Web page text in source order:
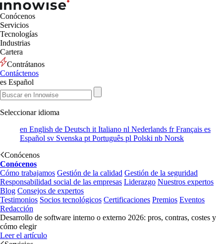
Conócenos
Servicios
Tecnologías
Industrias
Cartera
Contrátanos
Contáctenos
es Español
Seleccionar idioma
en English de Deutsch it Italiano nl Nederlands frFrançais es
Español sv Svenska pt Português pl Polski nb Norsk
Conócenos
Conócenos
Cómo trabajamos Gestión de la calidad Gestión de la seguridad
Responsabilidad social de las empresas Liderazgo Nuestros expertos
Blog Consejos de expertos
Testimonios Socios tecnológicos Certificaciones Premios Eventos
Redacción
Desarrollo de software interno o externo 2026: pros, contras, costes y
cómo elegir
Leer el artículo